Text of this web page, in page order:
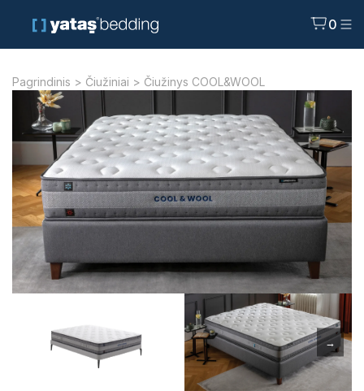
0
Pagrindinis > Čiužiniai > Čiužinys COOL&WOOL
→